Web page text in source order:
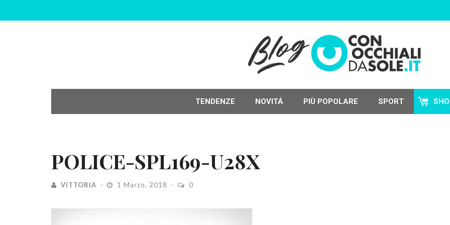
TENDENZE NOVITÁ PIÙ POPOLARE SPORT
POLICE-SPL169-U28X
VITTORIA 1 Marzo, 2018 0